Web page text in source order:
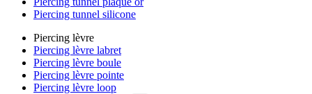
Piercing tunnel silicone
Piercing lèvre
Piercing lèvre labret
Piercing lèvre boule
Piercing lèvre pointe
Piercing lèvre loop